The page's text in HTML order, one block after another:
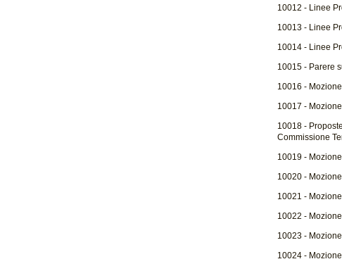
10012 - Linee
10013 - Linee
10014 - Linee
10015 - Parere
10016 -
10017 -
10018 -
Commissione
10019 -
10020 -
10021 -
10022 -
10023 -
10024 -